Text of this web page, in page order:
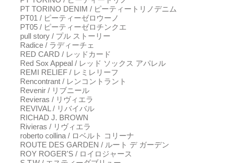
PT TORINO DENIM / ピーティートリノデニム
PT01 / ピーティーゼロウーノ
PT05 / ピーティーゼロチンクエ
pull story / プル ストーリー
Radice / ラディーチェ
RED CARD / レッドカード
Red Sox Appeal / レッド ソックス アパレル
REMI RELIEF / レミレリーフ
Rencontrant / レンコントラント
Revenir / リブニール
Revieras / リヴィエラ
REVIVAL / リバイバル
RICHAD J. BROWN
Rivieras / リヴィエラ
roberto collina / ロベルト コリーナ
ROUTE DES GARDEN / ルート デ ガーデン
ROY ROGER'S / ロイロジャース